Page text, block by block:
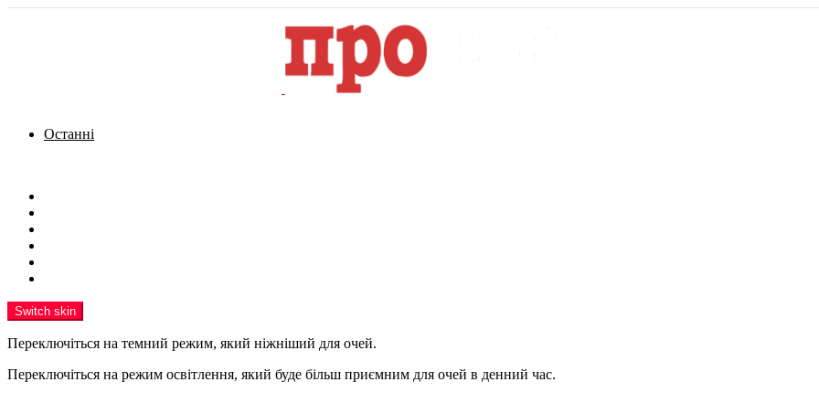
Останні
Switch skin
Переключіться на темний режим, який ніжніший для очей.
Переключіться на режим освітлення, який буде більш приємним для очей в денний час.